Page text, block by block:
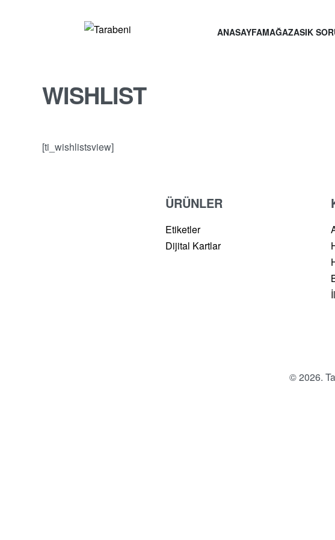
ANASAYFAMAĞAZASIK
WISHLIST
[ti_wishlistsview]
ÜRÜNLER
Etiketler
Dijital Kartlar
© 2026.